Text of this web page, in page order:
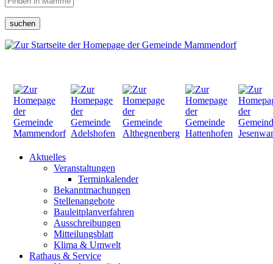
suchen
Aktuelles
Veranstaltungen
Terminkalender
Bekanntmachungen
Stellenangebote
Bauleitplanverfahren
Ausschreibungen
Mitteilungsblatt
Klima & Umwelt
Rathaus & Service